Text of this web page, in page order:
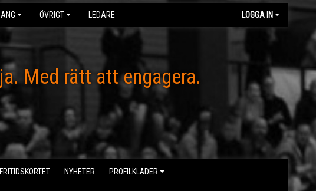
ÖVRIGT LEDARE LOGGA IN
Med rätt att engagera.
FRITIDSKORTET NYHETER PROFILKLÄDER